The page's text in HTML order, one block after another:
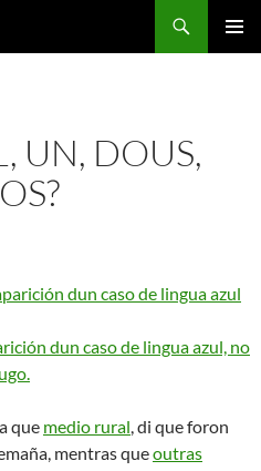
UN, DOUS,
dun caso de lingua azul, no
que medio rural, di que foron
mentras queoutras